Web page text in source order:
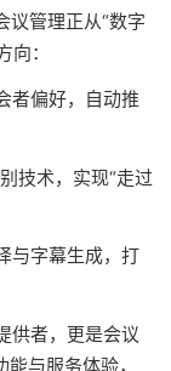
议管理正从“数字
：
者偏好，自动推
技术，实现“走过
与字幕生成，打
供者，更是会议
与服务体验，